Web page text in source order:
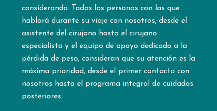
considerando. Todas las personas con las que
hablará durante su viaje con nosotros, desde el
asistente del cirujano hasta el cirujano
especialista y el equipo de apoyo dedicado a la
pérdida de peso, consideran que su atención es la
máxima prioridad, desde el primer contacto con
nosotros hasta el programa integral de cuidados
posteriores.